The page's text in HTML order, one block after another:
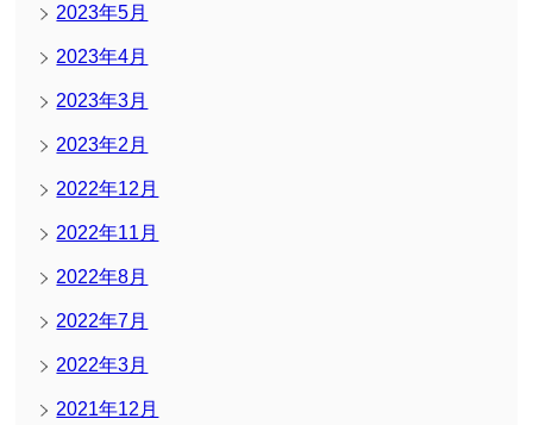
2023年5月
2023年4月
2023年3月
2023年2月
2022年12月
2022年11月
2022年8月
2022年7月
2022年3月
2021年12月